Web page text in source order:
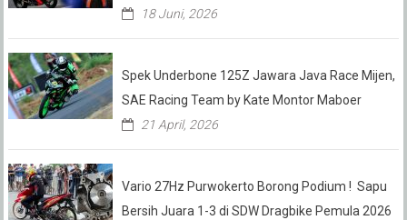
18 Juni, 2026
Spek Underbone 125Z Jawara Java Race Mijen,
SAE Racing Team by Kate Montor Maboer
21 April, 2026
Vario 27Hz Purwokerto Borong Podium ! Sapu
Bersih Juara 1-3 di SDW Dragbike Pemula 2026